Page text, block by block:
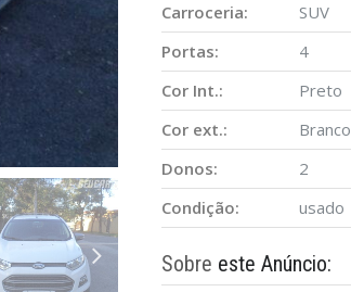
Carroceria:
SUV
Portas:
4
Cor Int.:
Preto
Cor ext.:
Branco
Donos:
2
Condição:
usado
Sobre este Anúncio: